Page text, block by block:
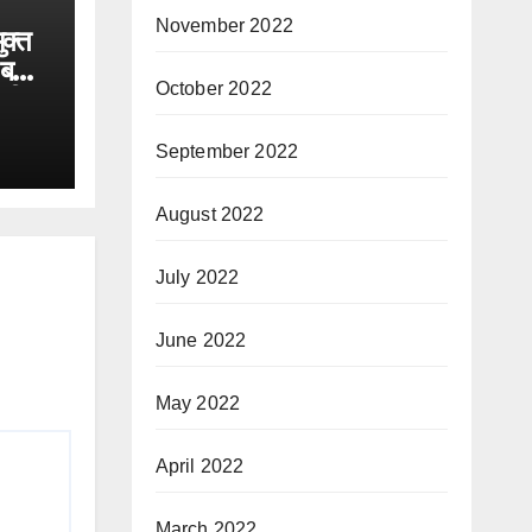
November 2022
October 2022
September 2022
August 2022
July 2022
June 2022
May 2022
April 2022